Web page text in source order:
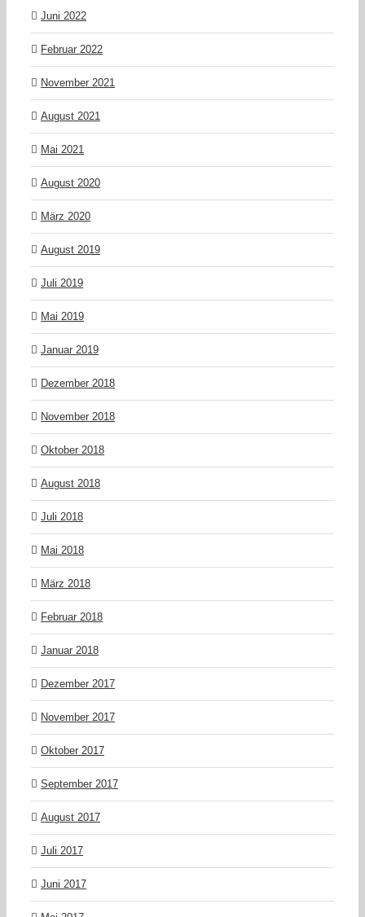
Juni 2022
Februar 2022
November 2021
August 2021
Mai 2021
August 2020
März 2020
August 2019
Juli 2019
Mai 2019
Januar 2019
Dezember 2018
November 2018
Oktober 2018
August 2018
Juli 2018
Mai 2018
März 2018
Februar 2018
Januar 2018
Dezember 2017
November 2017
Oktober 2017
September 2017
August 2017
Juli 2017
Juni 2017